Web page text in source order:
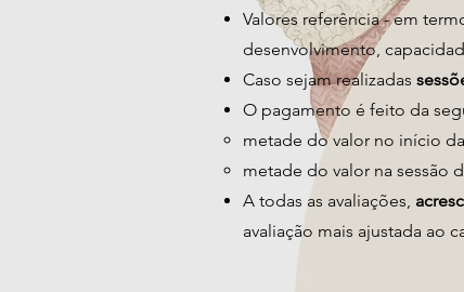
Valores referência - em
desenvolvimento,
Caso sejam realizadas
O pagamento é feito da
metade do valor no início
metade do valor na sessão
A todas as avaliações,
avaliação mais ajustada ao